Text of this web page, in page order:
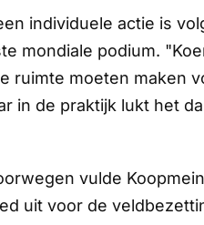
individuele actie is
mondiale podium.
ruimte moeten maken
in de praktijk lukt het
vulde
uit voor de